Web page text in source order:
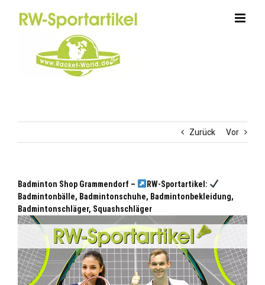
Zurück Vor
Badminton Shop Grammendorf –
RW-Sportartikel:
Badmintonbälle, Badmintonschuhe, Badmintonbekleidung,
Badmintonschläger, Squashschläger